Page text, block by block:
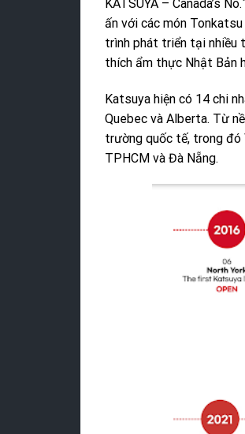
KATSUYA – Canada’s
ấn với các món
trình phát triển tại nhiều
thích ẩm thực Nhật Bản
Katsuya hiện có 14 chi
Quebec và Alberta. Từ
trường quốc tế, trong đó
TPHCM và Đà Nẵng.